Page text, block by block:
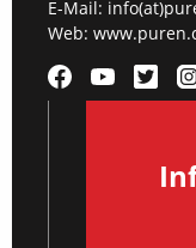
E-Mail:
Web: